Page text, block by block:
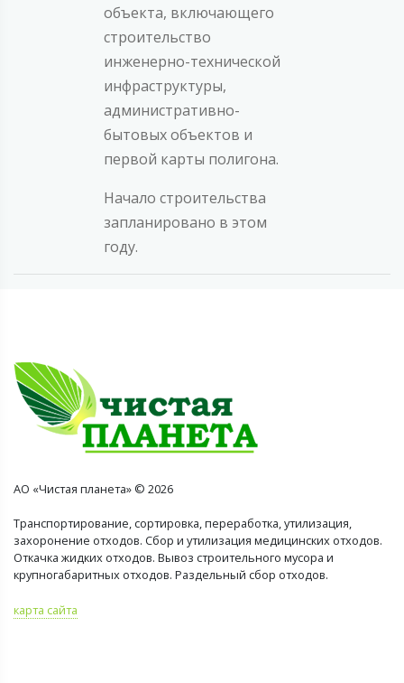
объекта, включающего
строительство
инженерно-технической
инфраструктуры,
административно-
бытовых объектов и
первой карты полигона.
Начало строительства
запланировано в этом
году.
АО «Чистая планета» © 2026
Транспортирование, сортировка, переработка, утилизация,
захоронение отходов. Сбор и утилизация медицинских отходов.
Откачка жидких отходов. Вывоз строительного мусора и
крупногабаритных отходов. Раздельный сбор отходов.
карта сайта